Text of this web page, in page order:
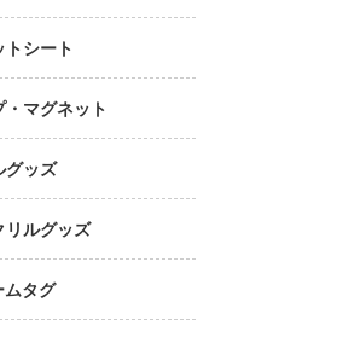
トシート
・マグネット
グッズ
リルグッズ
ムタグ